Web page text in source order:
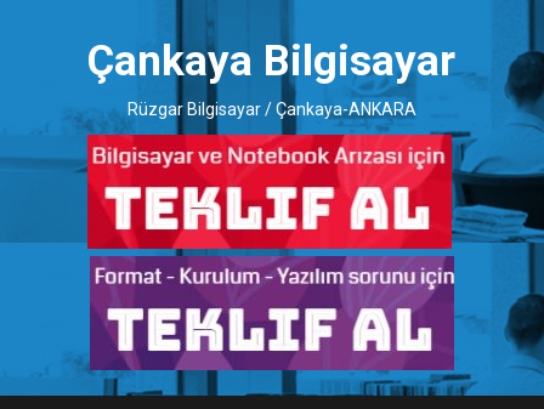
Çankaya Bilgisayar
Rüzgar Bilgisayar / Çankaya-ANKARA